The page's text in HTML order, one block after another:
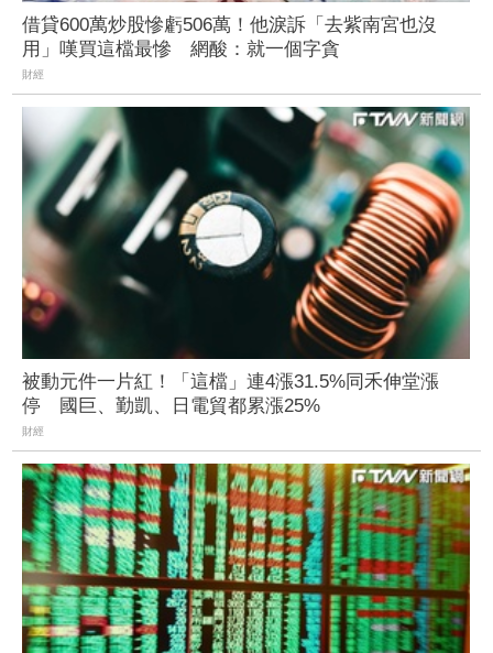
借貸600萬炒股慘虧506萬！他淚訴「去紫南宮也沒
用」嘆買這檔最慘 網酸：就一個字貪
財經
被動元件一片紅！「這檔」連4漲31.5%同禾伸堂漲
停 國巨、勤凱、日電貿都累漲25%
財經